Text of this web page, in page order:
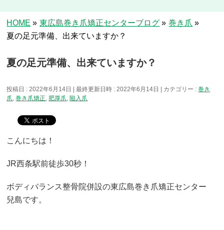
HOME » 東広島巻き爪矯正センターブログ » 巻き爪 »
夏の足元準備、出来ていますか？
夏の足元準備、出来ていますか？
投稿日 : 2022年6月14日 最終更新日時 : 2022年6月14日 カテゴリー :巻き
爪,巻き爪矯正, 肥厚爪, 陥入爪
こんにちは！
JR西条駅前徒歩30秒！
ボディバランス整骨院併設の東広島巻き爪矯正センター
兒島です。